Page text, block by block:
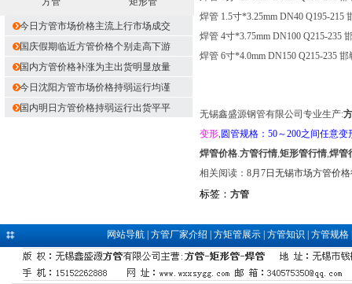
今日方管市场价格主流上行市场成交
国庆假期临近方管价格个别走高下游
国内方管价格补涨为主出货明显放量
今日沈阳方管市场价格持弱运行均谨
国内明日方管价格持弱运行出货平平
焊管 1.5寸*3.25mm DN40 Q195-215
焊管 4寸*3.75mm DN100 Q215-235
焊管 6寸*4.0mm DN150 Q215-235
无锡鑫盛源钢管有限公司专业生产:
变形, 圆管规格：50～200之间任意变
焊管价格.方管行情,矩形管行情,焊管
相关阅读： 8月7日无锡市场方管价
标签： 方管
网站导航| 方管厂家介绍 方矩管展示| 方管知识 方管规格